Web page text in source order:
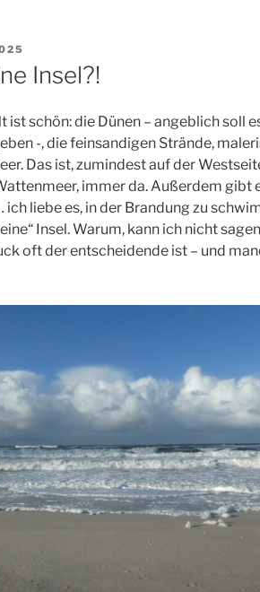
Insel?!
ist schön: die Dünen – angeblich soll
-, die feinsandigen Strände,
Das ist, zumindest auf der
immer da. Außerdem gibt
ich liebe es, in der Brandung zu
Insel. Warum, kann ich nicht
oft der entscheidende ist – und